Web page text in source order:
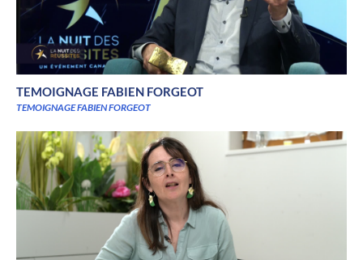
TEMOIGNAGE FABIEN FORGEOT
TEMOIGNAGE FABIEN FORGEOT